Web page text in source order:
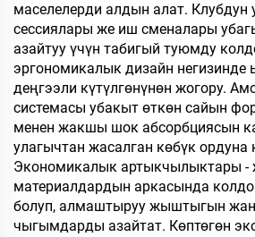
маселелерди алдын алат. Клубдун
сессиялары же иш сменалары
азайтуу үчүн табигый туюмду
эргономикалык дизайн негизинде
деңгээли күтүлгөнүнөн жогору.
системасы убакыт өткөн сайын
менен жакшы шок абсорбциясын
улагычтан жасалган көбүк ордуна
Экономикалык артыкчылыктары -
материалдардын аркасында
болуп, алмаштыруу жыштыгын
чыгымдарды азайтат. Көптөгөн